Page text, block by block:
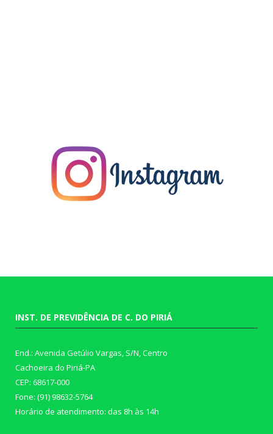
INST. DE PREVIDÊNCIA DE C. DO PIRIÁ
End.: Avenida Getúlio Vargas, S/N, Centro
Cachoeira do Piriá-PA
CEP: 68617-000
Fone: (91) 98632-5764
Horário de atendimento: das 8h às 14h